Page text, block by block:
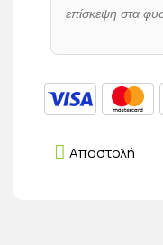
επίσκεψη στα
Αποστολή